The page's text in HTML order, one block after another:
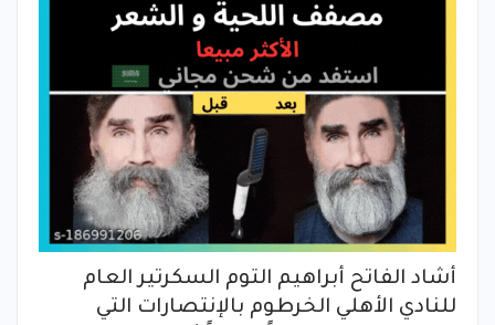
أشاد الفاتح أبراهيم التوم السكرتير العام
للنادي الأهلي الخرطوم بالإنتصارات التي